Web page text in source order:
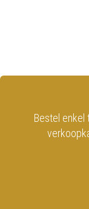
Bestel enkel